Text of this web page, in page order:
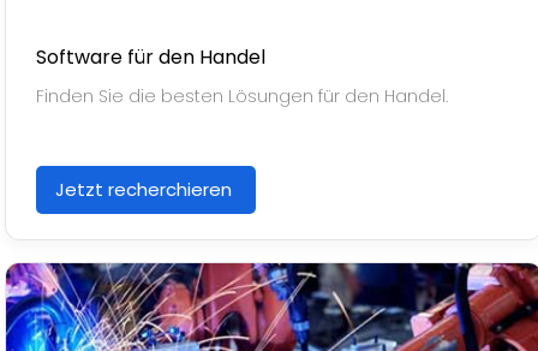
Software für den Handel
Finden Sie die besten Lösungen für den Handel.
Jetzt recherchieren